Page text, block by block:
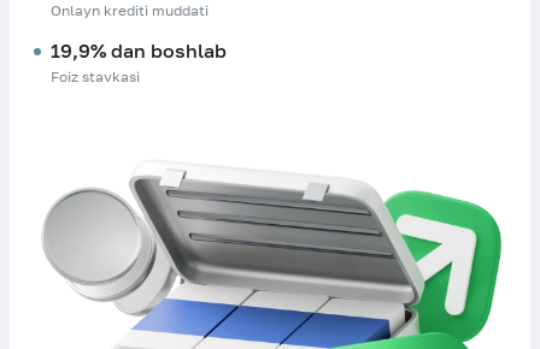
Onlayn krediti muddati
19,9% dan boshlab
Foiz stavkasi